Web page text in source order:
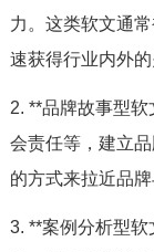
力。这类软文通
速获得行业内外的
2. **品牌故事型
会责任等，建立
的方式来拉近品
3. **案例分析型